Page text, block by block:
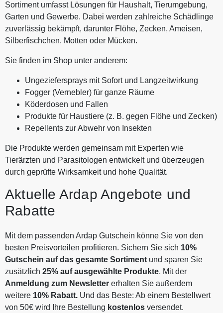
Sortiment umfasst Lösungen für Haushalt, Tierumgebung,
Garten und Gewerbe. Dabei werden zahlreiche Schädlinge
zuverlässig bekämpft, darunter Flöhe, Zecken, Ameisen,
Silberfischchen, Motten oder Mücken.
Sie finden im Shop unter anderem:
Ungeziefersprays mit Sofort und Langzeitwirkung
Fogger (Vernebler) für ganze Räume
Köderdosen und Fallen
Produkte für Haustiere (z. B. gegen Flöhe und Zecken)
Repellents zur Abwehr von Insekten
Die Produkte werden gemeinsam mit Experten wie
Tierärzten und Parasitologen entwickelt und überzeugen
durch geprüfte Wirksamkeit und hohe Qualität.
Aktuelle Ardap Angebote und
Rabatte
Mit dem passenden Ardap Gutschein könne Sie von den
besten Preisvorteilen profitieren. Sichern Sie sich 10%
Gutschein auf das gesamte Sortiment und sparen Sie
zusätzlich 25% auf ausgewählte Produkte. Mit der
Anmeldung zum Newsletter erhalten Sie außerdem
weitere 10% Rabatt. Und das Beste: Ab einem Bestellwert
von 50€ wird Ihre Bestellung kostenlos versendet.